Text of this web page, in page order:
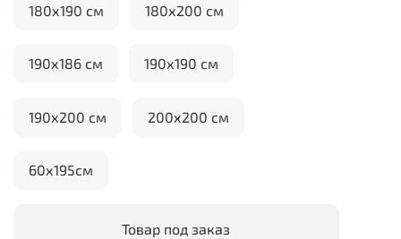
Товар под заказ
180х190 см 180х200 см
190х186 см 190х190 см
190х200 см 200х200 см
60х195см